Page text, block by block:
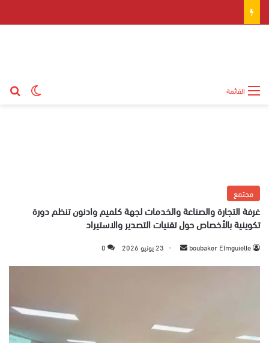
القائمة
مجتمع
غرفة التجارة والصناعة والخدمات لجهة كلميم وادنون تنظم دورة
تكوينية بالأخصاص حول تقنيات التصدير والاستيراد
boubaker Elmguielle
ي
23 يونيو 2026 0